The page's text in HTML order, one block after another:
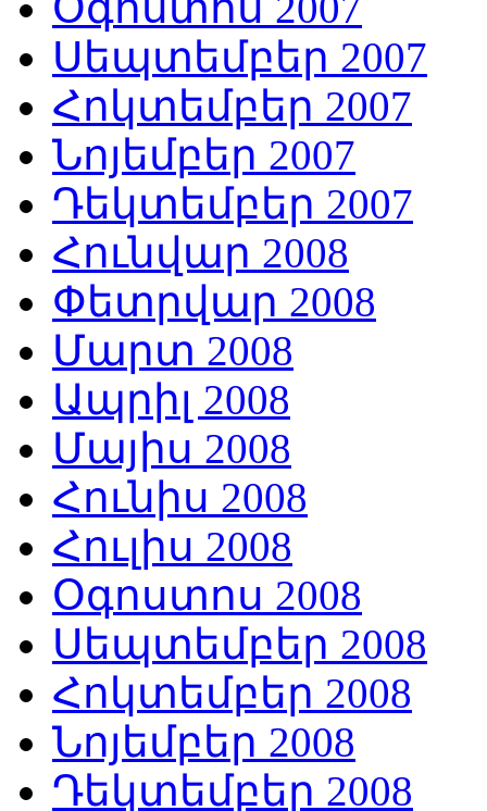
Սեպտեմբեր 2007
Հոկտեմբեր 2007
Նոյեմբեր 2007
Դեկտեմբեր 2007
Հունվար 2008
Փետրվար 2008
Մարտ 2008
Ապրիլ 2008
Մայիս 2008
Հունիս 2008
Հուլիս 2008
Օգոստոս 2008
Սեպտեմբեր 2008
Հոկտեմբեր 2008
Նոյեմբեր 2008
Դեկտեմբեր 2008